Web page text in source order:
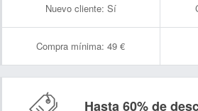
Nuevo cliente: Sí
Compra mínima: 49 €
Hasta 60% de